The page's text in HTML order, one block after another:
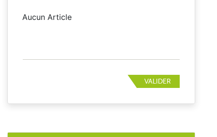
Aucun Article
VALIDER